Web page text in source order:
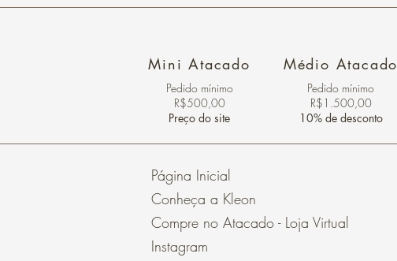
Mini Atacado
Pedido ​mínimo
R$500,00
Preço do site
Médio Atacado
Pedido mínimo
R$1.500,00
10% de desconto
Página Inicial
Conheça a Kleon
Compre no Atacado - Loja Virtual
Instagram